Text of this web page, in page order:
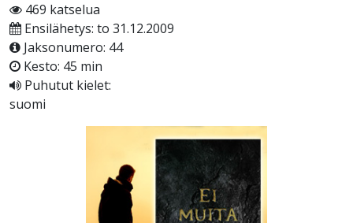
469 katselua
Ensilähetys: to 31.12.2009
Jaksonumero: 44
Kesto: 45 min
Puhutut kielet:
suomi